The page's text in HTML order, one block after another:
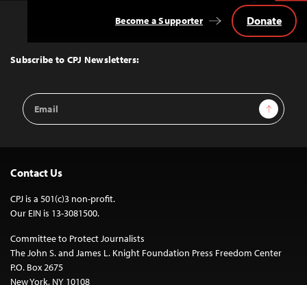
Top
Subscribe to CPJ Newsletters:
Email
Address
Sign Up
Become a Supporter Donate
Contact Us
CPJ is a 501(c)3 non-profit.
Our EIN is 13-3081500.
Committee to Protect Journalists
The John S. and James L. Knight Foundation Press Freedom Center
P.O. Box 2675
New York, NY 10108